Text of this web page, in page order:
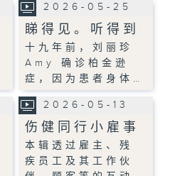
2026-05-25
睇得见。听得到
十九年前，刘丽珍
Amy 确诊柏金逊
症，因为患者身体…
2026-05-13
伤健同行小雇事
本辑透过雇主、残
疾员工及其工作伙